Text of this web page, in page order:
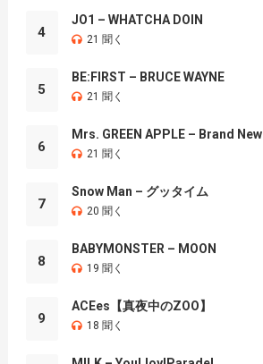
4
JO1 – WHATCHA DOIN
21 聞く
5
BE:FIRST – BRUCE WAYNE
21 聞く
6
Mrs. GREEN APPLE – Brand New
21 聞く
7
Snow Man – グッタイム
20 聞く
8
BABYMONSTER – MOON
19 聞く
9
ACEes【真夜中のZOO】
18 聞く